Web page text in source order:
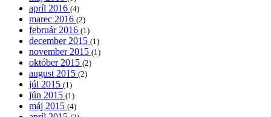
apríl 2016 (4)
marec 2016 (2)
február 2016 (1)
december 2015 (1)
november 2015 (1)
október 2015 (2)
august 2015 (2)
júl 2015 (1)
jún 2015 (1)
máj 2015 (4)